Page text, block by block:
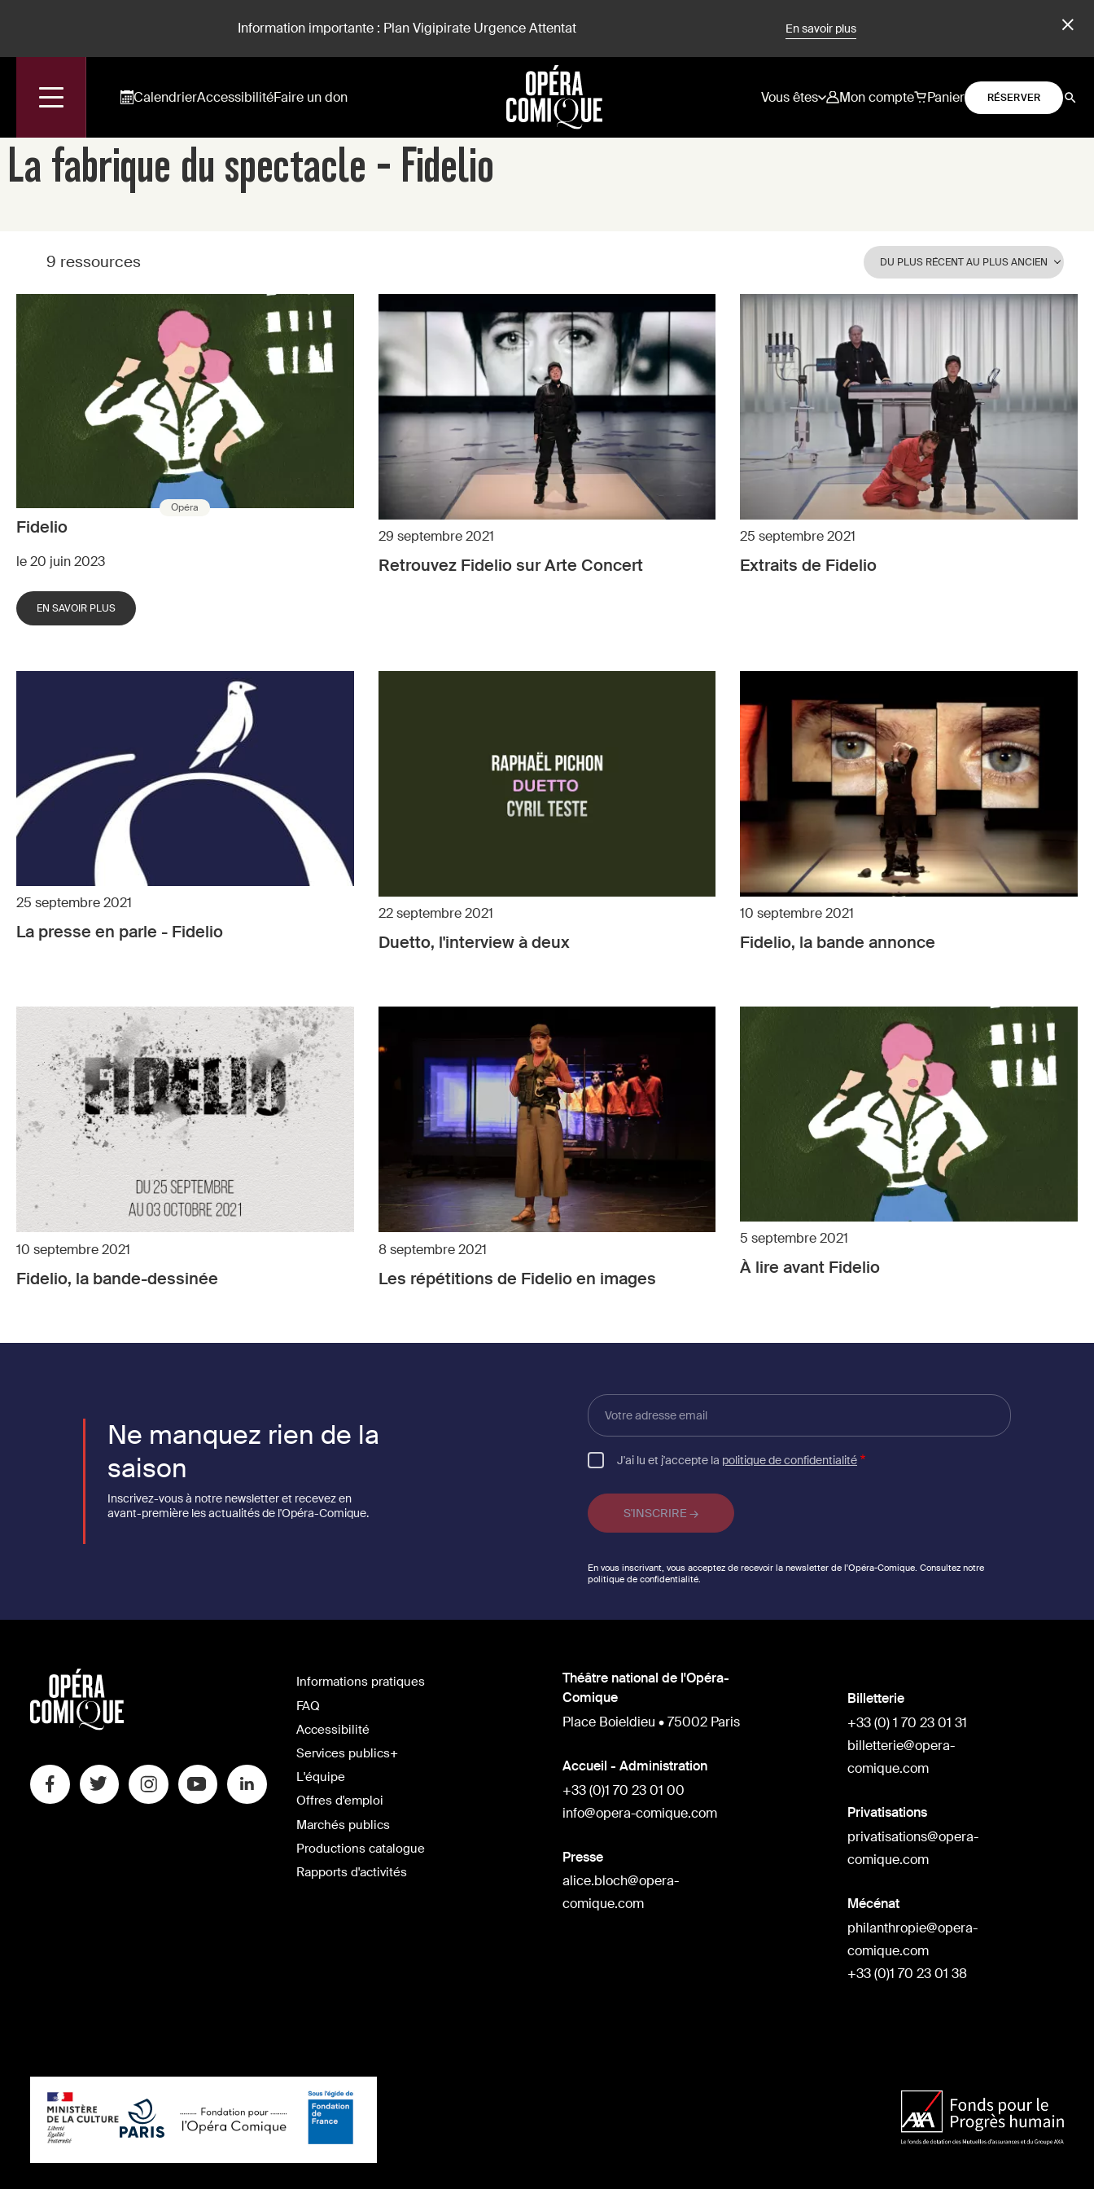
Information importante : Plan Vigipirate Urgence Attentat En savoir plus
CalendrierAccessibilitéFaire un don Vous êtes Mon compte Panier RÉSERVER
Accueil Spectacles La Fabrique Du Spectacle - Fidelio
La fabrique du spectacle - Fidelio
9 ressources
Opéra
Fidelio
le 20 juin 2023
EN SAVOIR PLUS
29 septembre 2021
Retrouvez Fidelio sur Arte Concert
25 septembre 2021
Extraits de Fidelio
25 septembre 2021
La presse en parle - Fidelio
22 septembre 2021
Duetto, l'interview à deux
10 septembre 2021
Fidelio, la bande annonce
10 septembre 2021
Fidelio, la bande-dessinée
8 septembre 2021
Les répétitions de Fidelio en images
5 septembre 2021
À lire avant Fidelio
Ne manquez rien de la
saison
Inscrivez-vous à notre newsletter et recevez en
avant-première les actualités de l'Opéra-Comique.
Votre
adresse
email
J'ai lu et j'accepte la politique de confidentialité
En vous inscrivant, vous acceptez de recevoir la newsletter de l'Opéra-Comique. Consultez notre
politique de confidentialité.
Informations pratiques
FAQ
Accessibilité
Services publics+
L'équipe
Offres d'emploi
Marchés publics
Productions catalogue
Rapports d'activités
Théâtre national de l'Opéra-
Comique
Place Boieldieu • 75002 Paris
Accueil - Administration
+33 (0)1 70 23 01 00
info@opera-comique.com
Presse
alice.bloch@opera-
comique.com
Billetterie
+33 (0) 1 70 23 01 31
billetterie@opera-
comique.com
Privatisations
privatisations@opera-
comique.com
Mécénat
philanthropie@opera-
comique.com
+33 (0)1 70 23 01 38